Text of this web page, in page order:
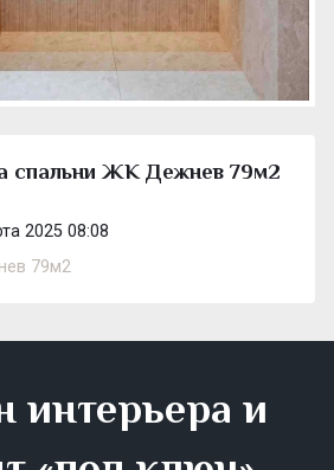
спальни ЖК Дежнев 79м2
2025 08:08
79м2
интерьера и